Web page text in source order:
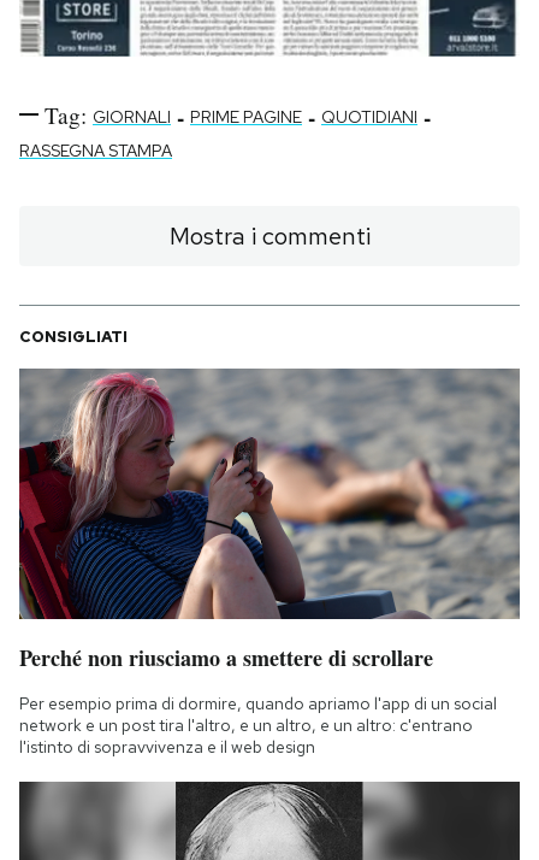
Tag: GIORNALI - PRIME PAGINE - QUOTIDIANI -
RASSEGNA STAMPA
Mostra i commenti
CONSIGLIATI
Perché non riusciamo a smettere di scrollare
Per esempio prima di dormire, quando apriamo l'app di un social
network e un post tira l'altro, e un altro, e un altro: c'entrano
l'istinto di sopravvivenza e il web design